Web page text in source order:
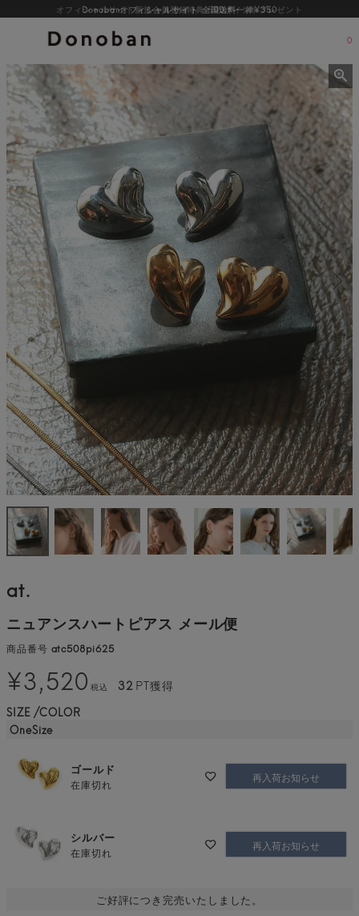
オフィシャルサイト新規会員登録特典 500ポイントプレゼント
0
at.
ニュアンスハートピアス メール便
商品番号 atc508pi625
¥3,520 税込 32PT獲得
SIZE
COLOR
OneSize
ゴールド
在庫切れ 再入荷お知らせ
シルバー
在庫切れ 再入荷お知らせ
ご好評につき完売いたしました。